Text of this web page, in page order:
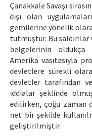
Çanakkale Savaşı
dışı olan
gemilerine yönelik
tutmuştur. Bu saldırılar
belgelerinin oldukça
Amerika vasıtasıyla
devletlere sürekli
devletler tarafından
iddialar şeklinde
edilirken, çoğu zaman
net bir şekilde
geliştirilmiştir.